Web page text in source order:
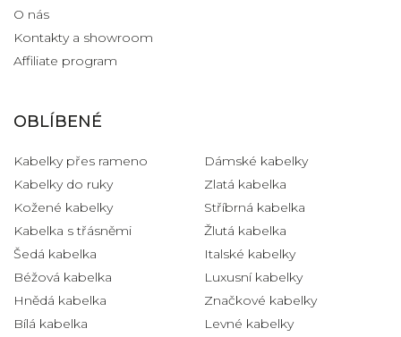
O nás
Kontakty a showroom
Affiliate program
OBLÍBENÉ
Kabelky přes rameno
Kabelky do ruky
Kožené kabelky
Kabelka s třásněmi
Šedá kabelka
Béžová kabelka
Hnědá kabelka
Bílá kabelka
Dámské kabelky
Zlatá kabelka
Stříbrná kabelka
Žlutá kabelka
Italské kabelky
Luxusní kabelky
Značkové kabelky
Levné kabelky